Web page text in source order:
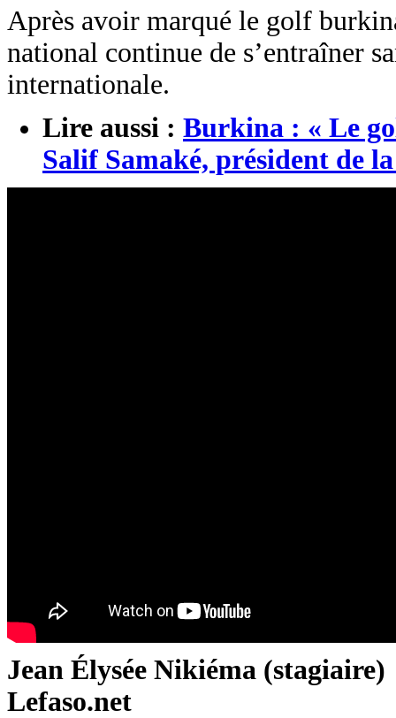
Après avoir marqué le golf
national continue de s’entraîner
internationale.
Lire aussi : Burkina : « Le
Salif Samaké, président de
Jean Élysée Nikiéma (stagiaire)
Lefaso.net